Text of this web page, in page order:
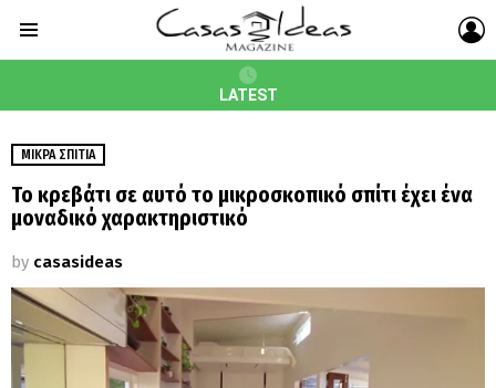
LATEST
ΜΙΚΡΆ ΣΠΊΤΙΑ
Το κρεβάτι σε αυτό το μικροσκοπικό σπίτι έχει ένα
μοναδικό χαρακτηριστικό
by casasideas